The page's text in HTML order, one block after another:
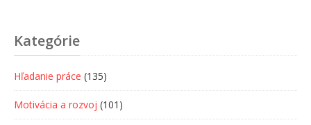
Kategórie
Hľadanie práce (135)
Motivácia a rozvoj (101)